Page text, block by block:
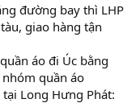
đường bay thì LHP
giao hàng tận
áo đi Úc bằng
quần áo
Long Hưng Phát: